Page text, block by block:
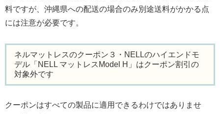
料ですが、沖縄県への配送の場合のみ別途送料がかかる点
には注意が必要です。
ネルマットレスのクーポン３・NELLのハイエンドモ
デル「NELL マットレスModel H」はクーポン割引の
対象外です
クーポンはすべての製品に適用できるわけではありませ